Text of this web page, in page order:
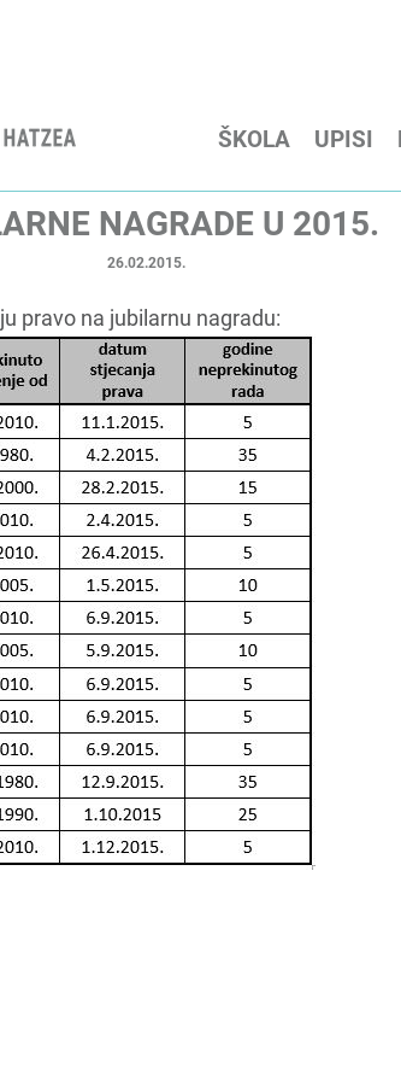
ŠKOLA UPISI
NAGRADE U 2015.
26.02.2015.
pravo na jubilarnu nagradu: